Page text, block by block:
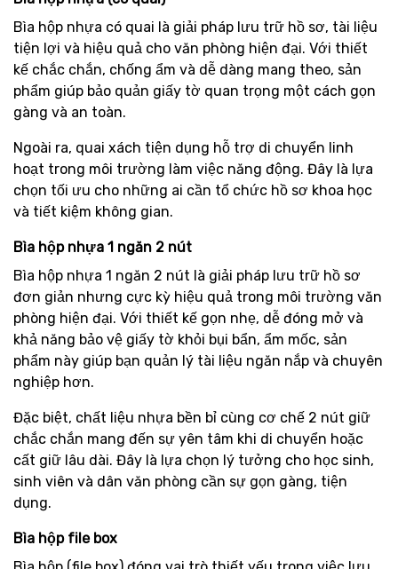
Bìa hộp nhựa có quai là giải pháp lưu trữ hồ sơ, tài liệu
tiện lợi và hiệu quả cho văn phòng hiện đại. Với thiết
kế chắc chắn, chống ẩm và dễ dàng mang theo, sản
phẩm giúp bảo quản giấy tờ quan trọng một cách gọn
gàng và an toàn.
Ngoài ra, quai xách tiện dụng hỗ trợ di chuyển linh
hoạt trong môi trường làm việc năng động. Đây là lựa
chọn tối ưu cho những ai cần tổ chức hồ sơ khoa học
và tiết kiệm không gian.
Bìa hộp nhựa 1 ngăn 2 nút
Bìa hộp nhựa 1 ngăn 2 nút là giải pháp lưu trữ hồ sơ
đơn giản nhưng cực kỳ hiệu quả trong môi trường văn
phòng hiện đại. Với thiết kế gọn nhẹ, dễ đóng mở và
khả năng bảo vệ giấy tờ khỏi bụi bẩn, ẩm mốc, sản
phẩm này giúp bạn quản lý tài liệu ngăn nắp và chuyên
nghiệp hơn.
Đặc biệt, chất liệu nhựa bền bỉ cùng cơ chế 2 nút giữ
chắc chắn mang đến sự yên tâm khi di chuyển hoặc
cất giữ lâu dài. Đây là lựa chọn lý tưởng cho học sinh,
sinh viên và dân văn phòng cần sự gọn gàng, tiện
dụng.
Bìa hộp file box